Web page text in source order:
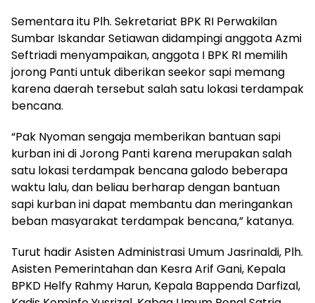
Sementara itu Plh. Sekretariat BPK RI Perwakilan
Sumbar Iskandar Setiawan didampingi anggota Azmi
Seftriadi menyampaikan, anggota I BPK RI memilih
jorong Panti untuk diberikan seekor sapi memang
karena daerah tersebut salah satu lokasi terdampak
bencana.
“Pak Nyoman sengaja memberikan bantuan sapi
kurban ini di Jorong Panti karena merupakan salah
satu lokasi terdampak bencana galodo beberapa
waktu lalu, dan beliau berharap dengan bantuan
sapi kurban ini dapat membantu dan meringankan
beban masyarakat terdampak bencana,” katanya.
Turut hadir Asisten Administrasi Umum Jasrinaldi, Plh.
Asisten Pemerintahan dan Kesra Arif Gani, Kepala
BPKD Helfy Rahmy Harun, Kepala Bappenda Darfizal,